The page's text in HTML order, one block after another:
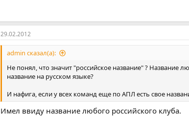
29.02.2012
admin сказал(а):
Не понял, что значит "российское название" ? Название
название на русском языке?
И нафига, если у всех команд еще по АПЛ есть свое
Имел ввиду название любого российского клуба.